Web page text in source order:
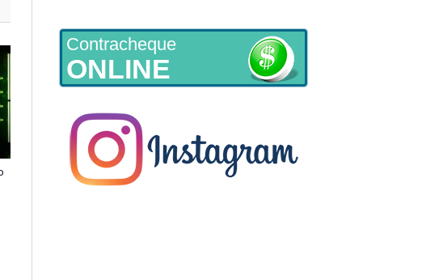
Contracheque
ONLINE